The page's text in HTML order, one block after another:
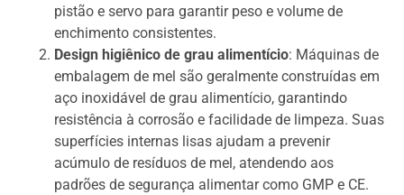
pistão e servo para garantir peso e volume de
enchimento consistentes.
Design higiênico de grau alimentício: Máquinas de
embalagem de mel são geralmente construídas em
aço inoxidável de grau alimentício, garantindo
resistência à corrosão e facilidade de limpeza. Suas
superfícies internas lisas ajudam a prevenir
acúmulo de resíduos de mel, atendendo aos
padrões de segurança alimentar como GMP e CE.